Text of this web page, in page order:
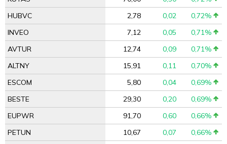
HUBVC
2,78 0,02
0,72%
INVEO
7,12 0,05
0,71%
AVTUR
12,74 0,09
0,71%
ALTNY
15,91 0,11
0,70%
ESCOM
5,80 0,04
0,69%
BESTE
29,30 0,20
0,69%
EUPWR
91,70 0,60
0,66%
PETUN
10,67 0,07
0,66%